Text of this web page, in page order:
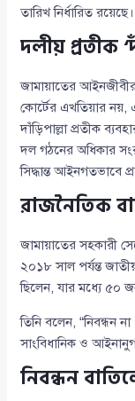
তারিখ নির্ধারিত রয়েছে।
দলীয় প্রতীক
জামায়াতের
কোর্টের এখতিয়ার নয়,
দাঁড়িপাল্লা প্রতীক
দল গঠনের অধিকার
সিদ্ধান্ত আইনগতভাবে
রাজনৈতিক
জামায়াতের সহকারী
২০১৮ সাল পর্যন্ত
ছিলেন, যার মধ্যে ৫০
তিনি বলেন, “নিবন্ধন
সাংবিধানিক ও
নিবন্ধন